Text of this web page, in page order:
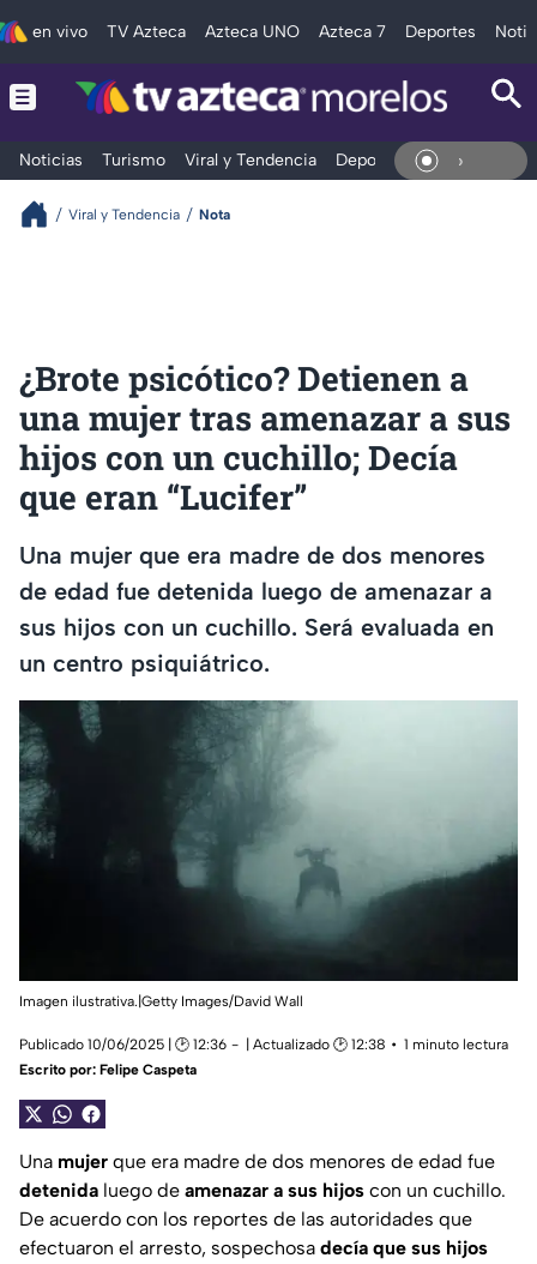
en vivo TV Azteca Azteca UNO Azteca 7 Deportes
Noticias Turismo Viral y Tendencia Deportes Espectáculos
En
Viral y Tendencia Nota
¿Brote psicótico? Detienen a
una mujer tras amenazar a sus
hijos con un cuchillo; Decía
que eran “Lucifer”
Una mujer que era madre de dos menores
de edad fue detenida luego de amenazar a
sus hijos con un cuchillo. Será evaluada en
un centro psiquiátrico.
Imagen ilustrativa.|Getty Images/David Wall
Publicado 10/06/2025 | 🕑 12:36 | Actualizado 🕑 12:38
1 minuto lectura
Escrito por: Felipe Caspeta
Una mujer que era madre de dos menores de edad fue
detenida luego de amenazar a sus hijos con un cuchillo.
De acuerdo con los reportes de las autoridades que
efectuaron el arresto, sospechosa decía que sus hijos